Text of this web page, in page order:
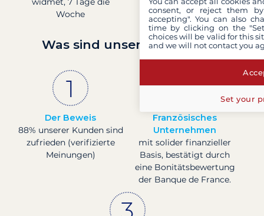
Woche
Was sind unsere Garantien?
Der Beweis
88% unserer Kunden sind
zufrieden (verifizierte
Meinungen)
Französisches
Unternehmen
mit solider finanzieller
Basis, bestätigt durch
eine Bonitätsbewertung
der Banque de France.
consent, or reject them
accepting". You can also
time by clicking on the
choices will be valid for this
and we will not contact you
Set your